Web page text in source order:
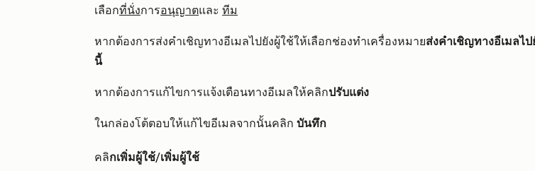
เลือกที่นั่งการอนุญาตและ ทีม
หากต้องการส่งคำเชิญทางอีเมลไปยังผู้ใช้ให้เลือกช่องทำเครื่องหมายส่งคำเชิญทางอีเมลไป
นี้
หากต้องการแก้ไขการแจ้งเตือนทางอีเมลให้คลิกปรับแต่ง
ในกล่องโต้ตอบให้แก้ไขอีเมลจากนั้นคลิก บันทึก
คลิกเพิ่มผู้ใช้/เพิ่มผู้ใช้